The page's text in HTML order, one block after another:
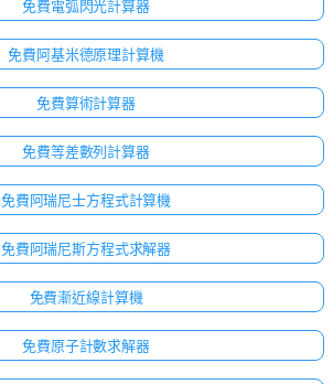
免費電弧閃光計算器
免費阿基米德原理計算機
免費算術計算器
免費等差數列計算器
免費阿瑞尼士方程式計算機
免費阿瑞尼斯方程式求解器
免費漸近線計算機
免費原子計數求解器